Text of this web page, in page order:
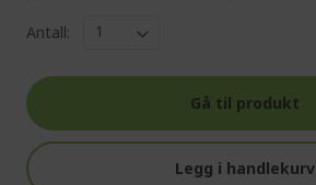
Antall:
Gå til produkt
Legg i handlekurv